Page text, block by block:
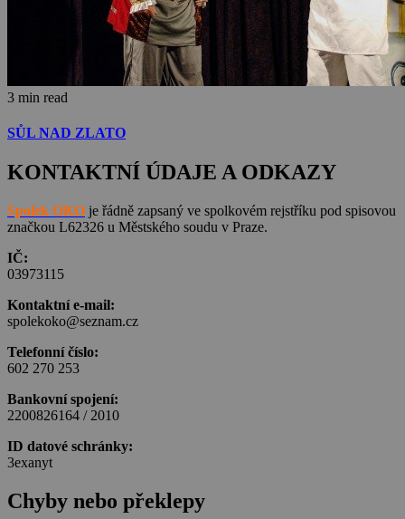
3 min read
SŮL NAD ZLATO
KONTAKTNÍ ÚDAJE A ODKAZY
Spolek OKO je řádně zapsaný ve spolkovém rejstříku pod spisovou
značkou L62326 u Městského soudu v Praze.
IČ:
03973115
Kontaktní e-mail:
spolekoko@seznam.cz
Telefonní číslo:
602 270 253
Bankovní spojení:
2200826164 / 2010
ID datové schránky:
3exanyt
Chyby nebo překlepy